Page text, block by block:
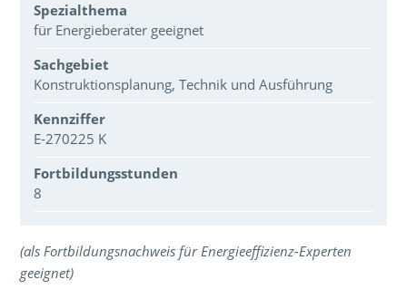
Spezialthema
für Energieberater geeignet
Sachgebiet
Konstruktionsplanung, Technik und Ausführung
Kennziffer
E-270225 K
Fortbildungsstunden
8
Über den Inhalt der Veranstaltung
(als Fortbildungsnachweis für Energieeffizienz-Experten
geeignet)